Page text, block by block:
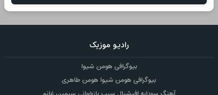
رادیو موزیک
بیوگرافی هومن شیوا
بیوگرافی هومن شیوا هومن طاهری